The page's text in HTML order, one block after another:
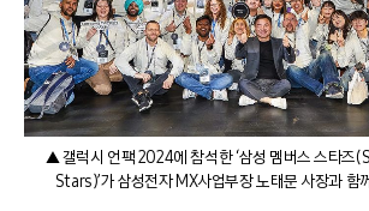
▲ 갤럭시 언팩 2024에 참석한 ‘삼성 멤버스 스타
Stars)’가 삼성전자 MX사업부장 노태문 사장과 함